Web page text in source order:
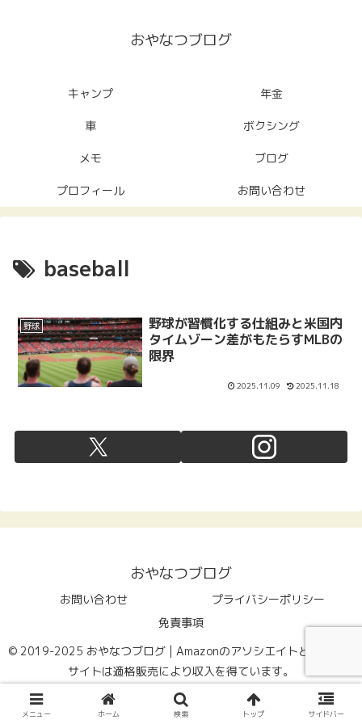
おやなつブログ
キャンプ 年金
車 ボクシング
メモ ブログ
プロフィール お問い合わせ
baseball
野球
野球が習慣化する仕組みと米国内
タイムゾーン差がもたらすMLBの
限界
2025.11.09 2025.11.18
おやなつブログ
お問い合わせ
プライバシーポリシー
免責事項
© 2019-2025 おやなつブログ | Amazonのアソシエイトとして、当
サイトは適格販売により収入を得ています。
メニュー ホーム 検索 トップ サイドバー